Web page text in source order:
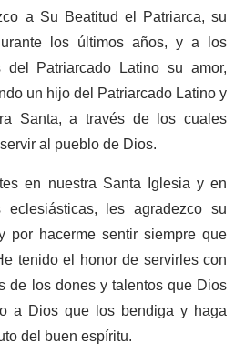
a Su Beatitud el Patriarca, su
los últimos años, y a los
Patriarcado Latino su amor,
un hijo del Patriarcado Latino y
Santa, a través de los cuales
al pueblo de Dios.
en nuestra Santa Iglesia y en
les agradezco su
por hacerme sentir siempre que
tenido el honor de servirles con
de los dones y talentos que Dios
a Dios que los bendiga y haga
del buen espíritu.